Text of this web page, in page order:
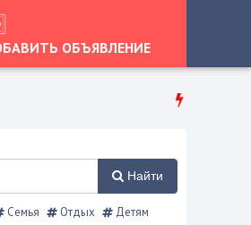
ОБЪЯВЛЕНИЕ
Найти
Семья Отдых Детям